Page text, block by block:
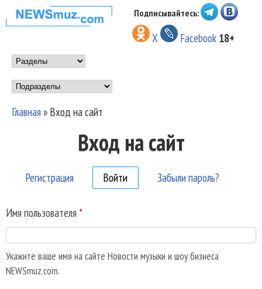
Перейти к основному
содержанию
НОВОСТИ
МУЗЫКИ И
ШОУ БИЗНЕСА
NEWSMUZ.COM
Подписывайтесь:
X Facebook 18+
Main menu
Подразделы
Вы здесь
Главная» Вход на сайт
Вход на сайт
Регистрация Войти (активная вкладка)
Забыли пароль?
Имя пользователя *
Укажите ваше имя на сайте Новости музыки и шоу бизнеса
NEWSmuz.com.